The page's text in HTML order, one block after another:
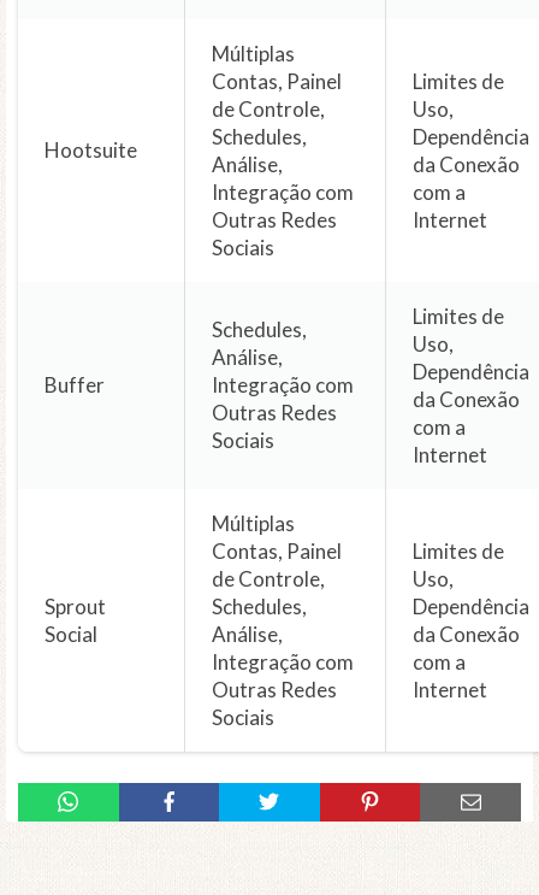
Hootsuite
Múltiplas
Contas, Painel
de Controle,
Schedules,
Análise,
Integração com
Outras Redes
Sociais
Limites de
Uso,
Dependência
da Conexão
com a
Internet
Buffer
Schedules,
Análise,
Integração com
Outras Redes
Sociais
Limites de
Uso,
Dependência
da Conexão
com a
Internet
Sprout
Social
Múltiplas
Contas, Painel
de Controle,
Schedules,
Análise,
Integração com
Outras Redes
Sociais
Limites de
Uso,
Dependência
da Conexão
com a
Internet